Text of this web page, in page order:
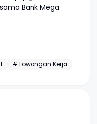
Bank Mega
# Lowongan Kerja